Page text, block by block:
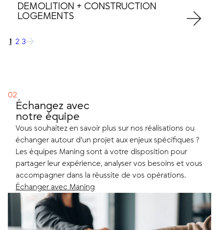
DEMOLITION + CONSTRUCTION
LOGEMENTS
1 2 3 →
Échangez avec
notre équipe
Vous souhaitez en savoir plus sur nos réalisations ou
échanger autour d’un projet aux enjeux spécifiques ?
Les équipes Maning sont à votre disposition pour
partager leur expérience, analyser vos besoins et vous
accompagner dans la réussite de vos opérations.
Échanger avec Maning